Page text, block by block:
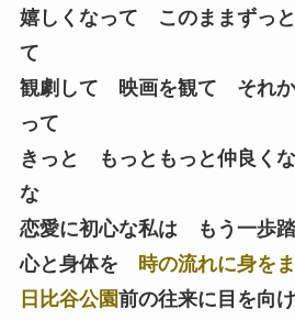
嬉しくなって このままずっ
て
観劇して 映画を観て それか
って
きっと もっともっと仲良く
な
恋愛に初心な私は もう一歩
心と身体を 時の流れに身を
日比谷公園前の往来に目を向